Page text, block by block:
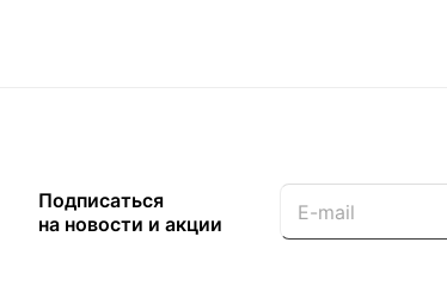
Подписаться
на новости и акции